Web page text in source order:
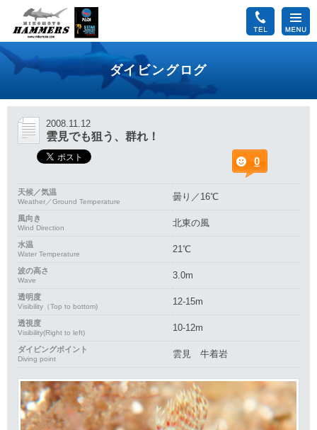
ダイビングログ
雲見でも狙う、群れ！
2008.11.12
0
天候／気温
Weather／Ground Temperature 曇り／16℃
風向き
Wind Direction 北東の風
水温
Water Temperature 21℃
波の高さ
Wave 3.0m
透明度
Visibility（Top to bottom) 12-15m
透視度
Visibility(Right to left) 10-12m
ダイビングポイント
Diving point 雲見 牛着岩